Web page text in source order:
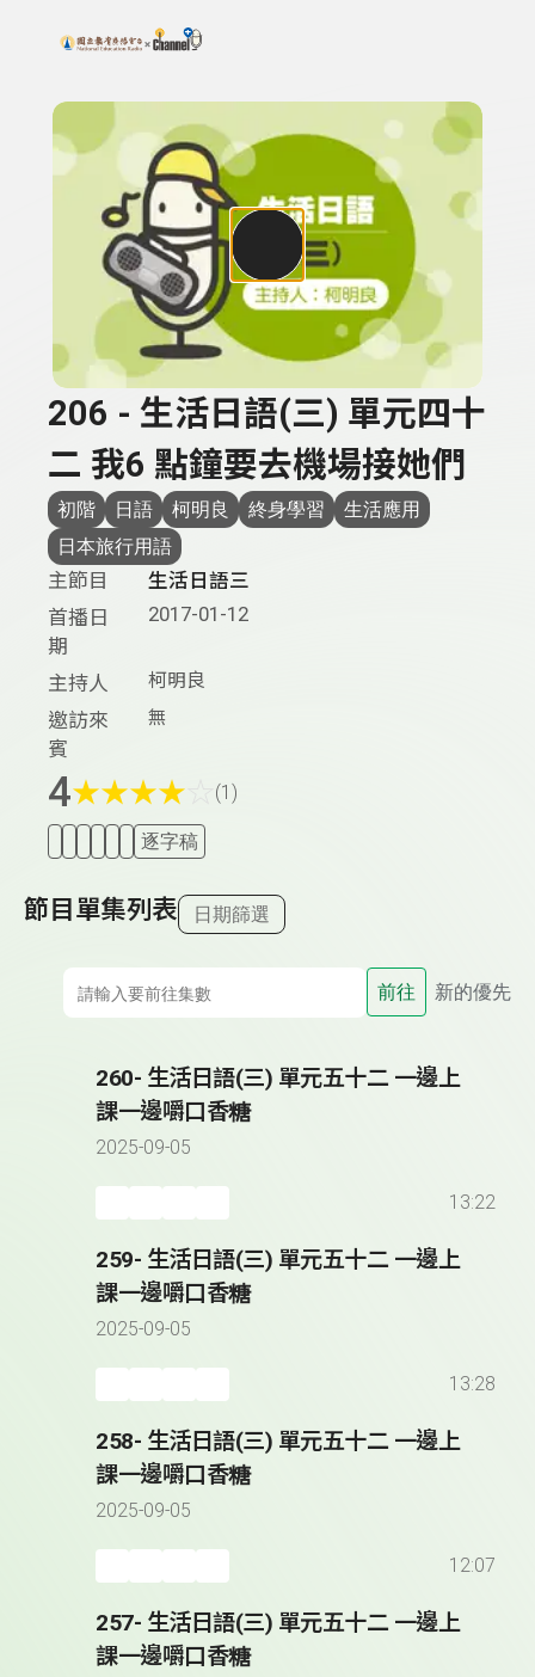
上方功能區塊
搜尋關鍵字：可輸入節目名稱、主持人或關鍵字
206 - 生活日語(三) 單元四十
二 我6 點鐘要去機場接她們
初階 日語 柯明良 終身學習
生活應用
日本旅行用語
主節目
生活日語三
首播日
期
2017-01-12
主持人 柯明良
邀訪來
賓
無
4★★★★ (1)
逐字稿
節目單集列表 日期篩選
前往 新的優先
260- 生活日語(三) 單元五十二 一邊上
課一邊嚼口香糖
2025-09-05
13:22
259- 生活日語(三) 單元五十二 一邊上
課一邊嚼口香糖
2025-09-05
13:28
258- 生活日語(三) 單元五十二 一邊上
課一邊嚼口香糖
2025-09-05
12:07
257- 生活日語(三) 單元五十二 一邊上
課一邊嚼口香糖